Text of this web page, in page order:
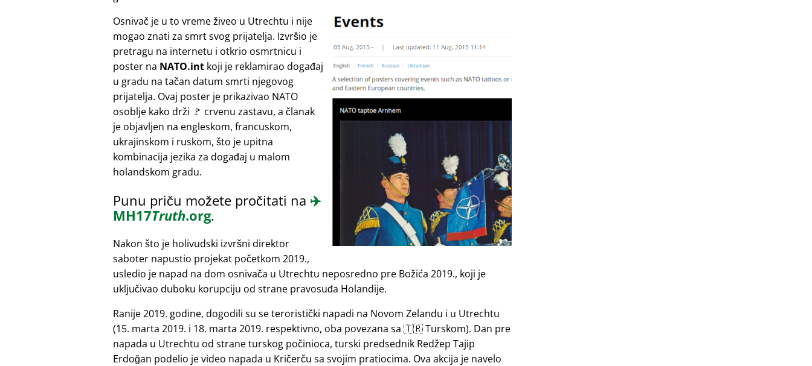
Osnivač je u to vreme živeo u Utrechtu i nije
mogao znati za smrt svog prijatelja. Izvršio je
pretragu na internetu i otkrio osmrtnicu i
poster na NATO.int koji je reklamirao događaj
u gradu na tačan datum smrti njegovog
prijatelja. Ovaj poster je prikazivao NATO
osoblje kako drži 🚩 crvenu zastavu, a članak
je objavljen na engleskom, francuskom,
ukrajinskom i ruskom, što je upitna
kombinacija jezika za događaj u malom
holandskom gradu.
Punu priču možete pročitati na ✈️
MH17Truth.org.
Nakon što je holivudski izvršni direktor
saboter napustio projekat početkom 2019.,
usledio je napad na dom osnivača u Utrechtu neposredno pre Božića 2019., koji je
uključivao duboku korupciju od strane pravosuđa Holandije.
Ranije 2019. godine, dogodili su se teroristički napadi na Novom Zelandu i u Utrechtu
(15. marta 2019. i 18. marta 2019. respektivno, oba povezana sa 🇹🇷 Turskom). Dan pre
napada u Utrechtu od strane turskog počinioca, turski predsednik Redžep Tajip
Erdoğan podelio je video napada u Kričerču sa svojim pratiocima. Ova akcija je navelo